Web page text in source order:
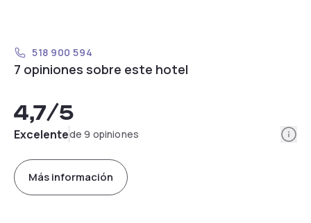
518 900 594
7 opiniones sobre este hotel
4,7/5
Excelentede 9 opiniones
Más información